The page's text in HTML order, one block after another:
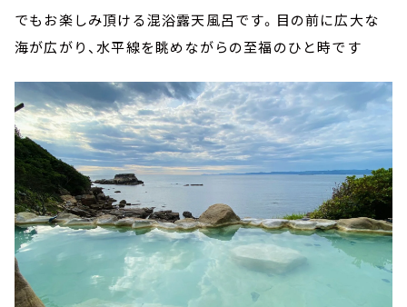
でもお楽しみ頂ける混浴露天風呂です。目の前に広大な
海が広がり、水平線を眺めながらの至福のひと時です